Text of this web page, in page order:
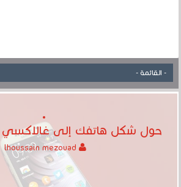
حول شكل هاتفك إلى غالاكسي إس 6